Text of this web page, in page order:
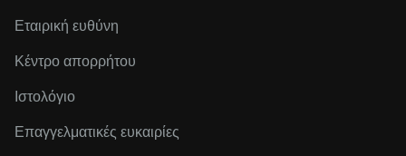
Εταιρική ευθύνη
Κέντρο απορρήτου
Ιστολόγιο
Επαγγελματικές ευκαιρίες